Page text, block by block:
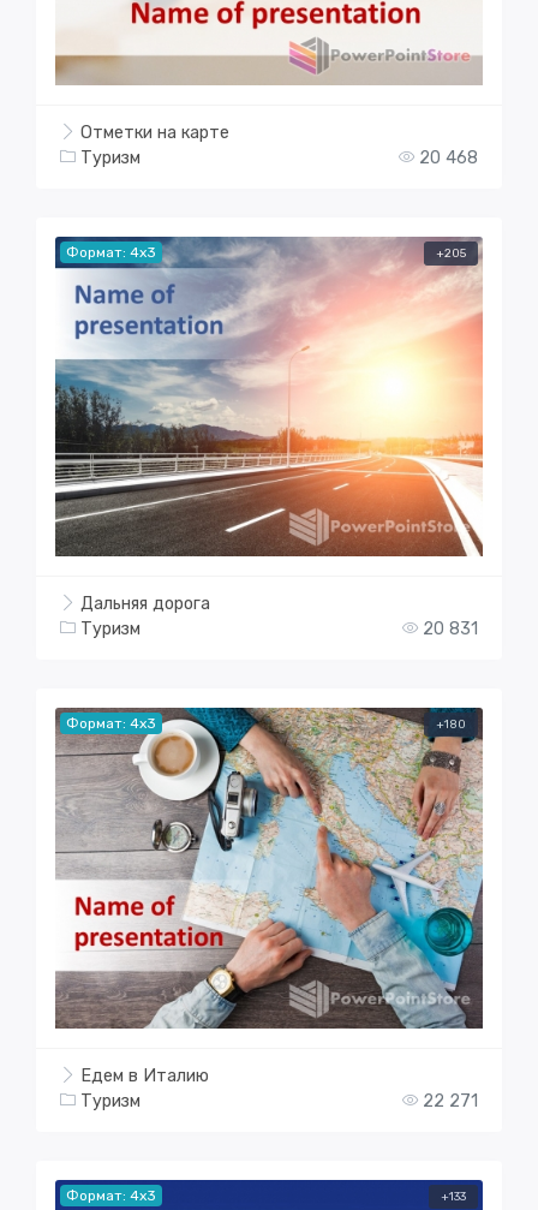
Отметки на карте
Туризм
20 468
Формат: 4x3 +205
Дальняя дорога
Туризм
20 831
Формат: 4x3 +180
Едем в Италию
Туризм
22 271
Формат: 4x3 +133